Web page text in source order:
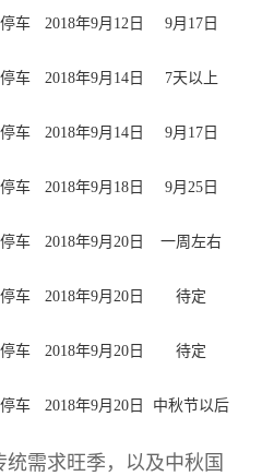
车 2018年9月12日 9月17日
车 2018年9月14日 7天以上
车 2018年9月14日 9月17日
车 2018年9月18日 9月25日
车 2018年9月20日 一周左右
车 2018年9月20日 待定
车 2018年9月20日 待定
车 2018年9月20日 中秋节以后
需求旺季，以及中秋国